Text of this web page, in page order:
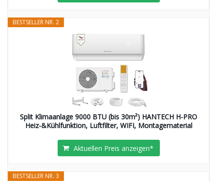
BESTSELLER NR. 2
Split Klimaanlage 9000 BTU (bis 30m²) HANTECH H-PRO
Heiz-&Kühlfunktion, Luftfilter, WIFI, Montagematerial
Aktuellen Preis anzeigen*
BESTSELLER NR. 3